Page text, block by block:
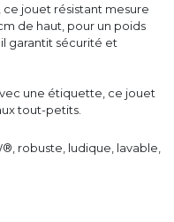
jouet résistant mesure
de haut, pour un poids
il garantit sécurité et
une étiquette, ce jouet
tout-petits.
robuste, ludique, lavable,